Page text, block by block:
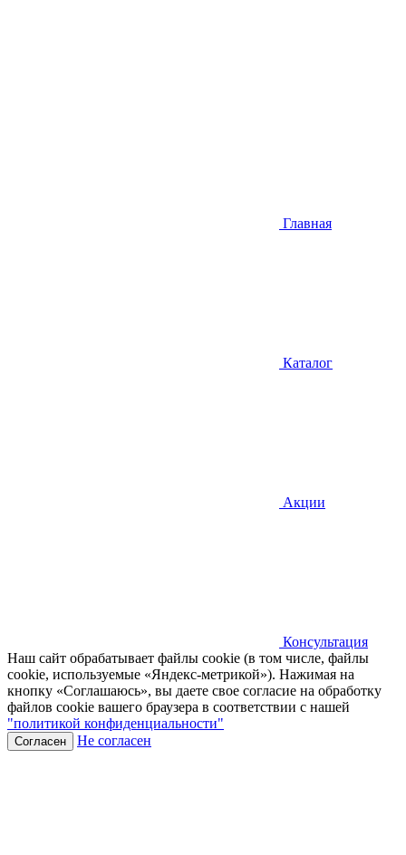
Главная
Каталог
Акции
Консультация
Наш сайт обрабатывает файлы cookie (в том числе, файлы
cookie, используемые «Яндекс-метрикой»). Нажимая на
кнопку «Соглашаюсь», вы даете свое согласие на обработку
файлов cookie вашего браузера в соответствии с нашей
"политикой конфиденциальности"
Согласен Не согласен